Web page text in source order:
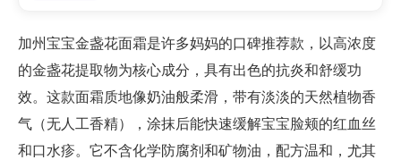
加州宝宝金盏花面霜是许多妈妈的口碑推荐款，以高浓度
的金盏花提取物为核心成分，具有出色的抗炎和舒缓功
效。这款面霜质地像奶油般柔滑，带有淡淡的天然植物香
气（无人工香精），涂抹后能快速缓解宝宝脸颊的红血丝
和口水疹。它不含化学防腐剂和矿物油，配方温和，尤其